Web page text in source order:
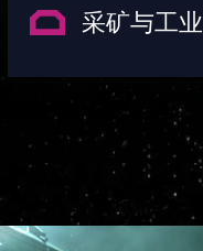
采矿与工业